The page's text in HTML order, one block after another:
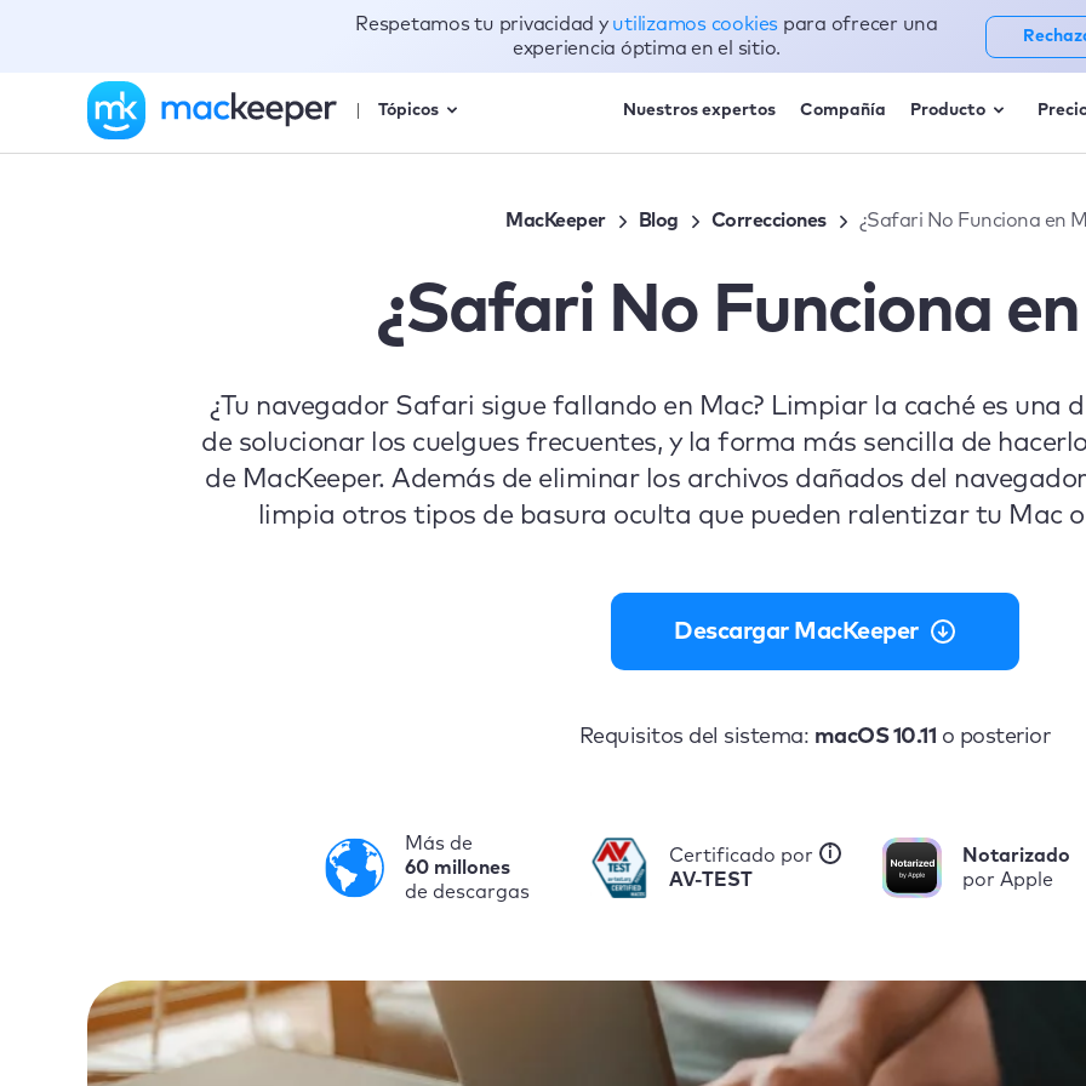
Tópicos Nuestros expertos Compañía Producto
MacKeeper Blog Correcciones ¿Safari No Funciona en
¿Safari No Funciona
¿Tu navegador Safari sigue fallando en Mac? Limpiar la caché es una
de solucionar los cuelgues frecuentes, y la forma más sencilla de
de MacKeeper. Además de eliminar los archivos dañados del
limpia otros tipos de basura oculta que pueden ralentizar tu Mac
Descargar MacKeeper
Requisitos del sistema: macOS 10.11 o posterior
Más de
60 millones
de descargas
i
Certificado por
AV-TEST
Notarizado
por Apple
Respetamos tu privacidad y utilizamos cookies para ofrecer una
experiencia óptima en el sitio.